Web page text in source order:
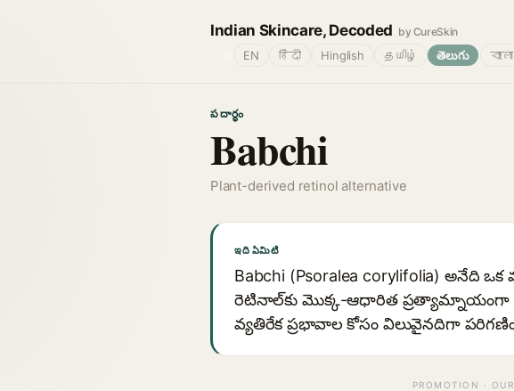
Indian Skincare, Decoded by CureSkin
EN हिंदी Hinglish தமிழ் తెలుగు বাংলা
పదార్థం
Babchi
Plant-derived retinol alternative
ఇది ఏమిటి
Babchi (Psoralea corylifolia) అనేది
రెటినాల్‌కు మొక్క-ఆధారిత ప్రత్యామ్నాయంగా
వ్యతిరేక ప్రభావాల కోసం విలువైనదిగా
PROMOTION ·